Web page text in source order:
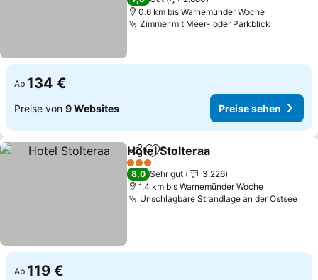
0.6 km bis Warnemünder Woche
Zimmer mit Meer- oder Parkblick
Ab 134 €
Preise von 9 Websites Preise sehen
TeilenZu Favoriten hinzufügen
Hotel Stolteraa
3 Sterne
8,0 Sehr gut
3.226
1.4 km bis Warnemünder Woche
Unschlagbare Strandlage an der Ostsee
Ab 119 €